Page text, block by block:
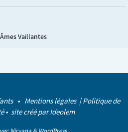
Vaillantes
• Mentions légales |Politique de
• site créé parIdeolem